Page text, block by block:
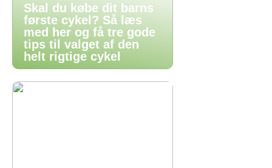
Skal du købe dit barns
første cykel? Så læs
med her og få tre gode
tips til valget af den
helt rigtige cykel